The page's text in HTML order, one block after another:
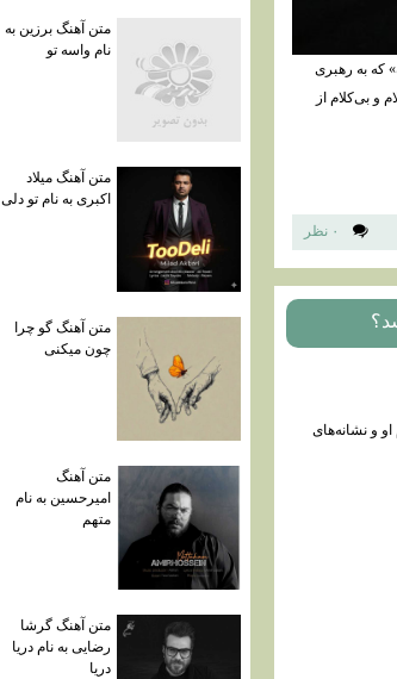
که به رهبری
و بی‌کلام از
۰ نظر
و نشانه‌های
متن آهنگ برزين به
نام واسه تو
متن آهنگ میلاد
اکبری به نام تو دلی
متن آهنگ گو چرا
چون میکنی
متن آهنگ
امیرحسین به نام
متهم
متن آهنگ گرشا
رضایی به نام دریا
دریا